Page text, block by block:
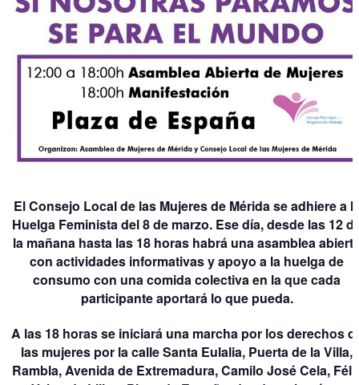
El Consejo Local de las Mujeres de Mérida se adhiere a
Huelga Feminista del 8 de marzo. Ese día, desde las 12
la mañana hasta las 18 horas habrá una asamblea
con actividades informativas y apoyo a la huelga de
consumo con una comida colectiva en la que cada
participante aportará lo que pueda.
A las 18 horas se iniciará una marcha por los derechos
las mujeres por la calle Santa Eulalia, Puerta de la Villa,
Rambla, Avenida de Extremadura, Camilo José Cela,